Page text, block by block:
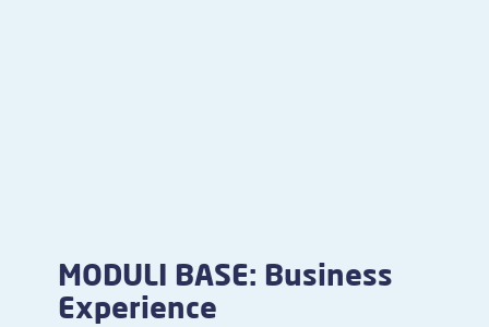
MODULI BASE: Business
Experience